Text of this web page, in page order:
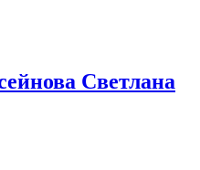
Светлана